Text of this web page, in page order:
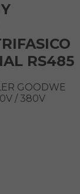
RS485
GOODWE
/ 380V